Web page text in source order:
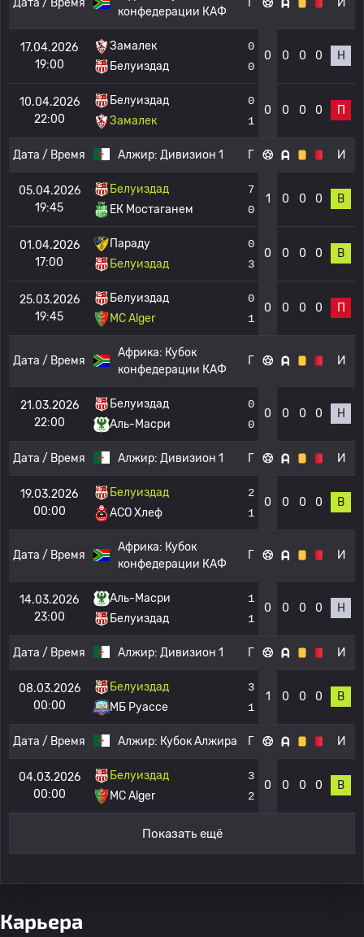
Дата / Время
конфедерации КАФ
И
17.04.2026
19:00
Замалек
Белуиздад
0
0
0 0 0 0 Н
10.04.2026
22:00
Белуиздад
Замалек
0
1
0 0 0 0 П
Дата / Время Алжир: Дивизион 1 Г И
05.04.2026
19:45
Белуиздад
ЕК Мостаганем
7
0
1 0 0 0 В
01.04.2026
17:00
Параду
Белуиздад
0
3
0 0 0 0 В
25.03.2026
19:45
Белуиздад
MC Alger
0
1
0 0 0 0 П
Дата / Время
Африка: Кубок
конфедерации КАФ
Г И
21.03.2026
22:00
Белуиздад
Аль-Масри
0
0
0 0 0 0 Н
Дата / Время Алжир: Дивизион 1 Г И
19.03.2026
00:00
Белуиздад
АСО Хлеф
2
1
0 0 0 0 В
Дата / Время
Африка: Кубок
конфедерации КАФ
Г И
14.03.2026
23:00
Аль-Масри
Белуиздад
1
1
0 0 0 0 Н
Дата / Время Алжир: Дивизион 1 Г И
08.03.2026
00:00
Белуиздад
МБ Руассе
3
1
1 0 0 0 В
Дата / Время Алжир: Кубок Алжира Г И
04.03.2026
00:00
Белуиздад
MC Alger
3
2
0 0 0 0 В
Показать ещё
Карьера